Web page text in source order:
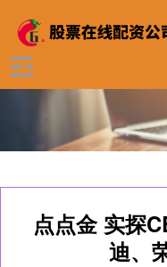
点点金 实探
迪、